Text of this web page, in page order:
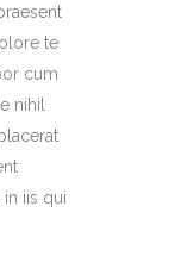
te
cum
nihil
iis qui